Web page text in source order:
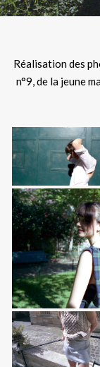
Réalisation des
n°9, de la jeune